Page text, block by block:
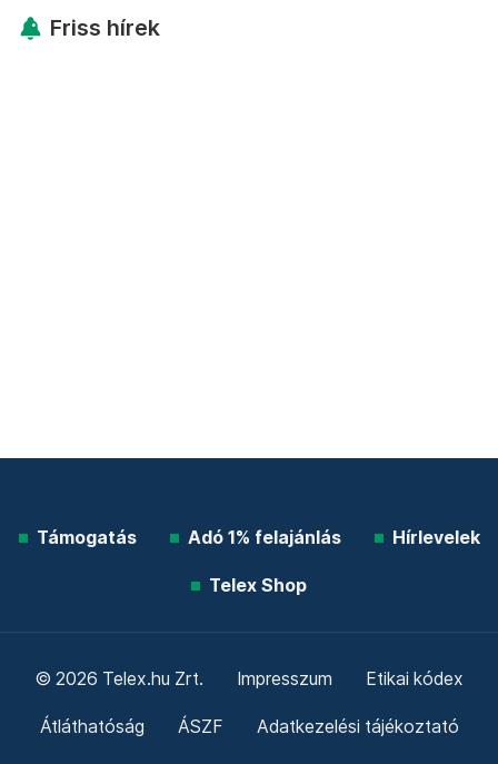
Friss hírek
Támogatás Adó 1% felajánlás Hírlevelek
Telex Shop
© 2026 Telex.hu Zrt. Impresszum Etikai kódex
Átláthatóság ÁSZF Adatkezelési tájékoztató